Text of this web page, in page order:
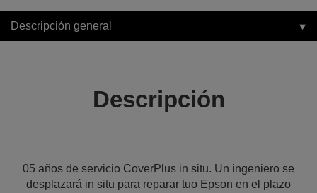
Descripción general
Descripción
05 años de servicio CoverPlus in situ. Un ingeniero se
desplazará in situ para reparar tuo Epson en el plazo